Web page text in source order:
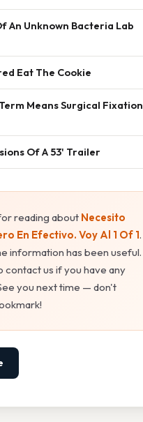
An Unknown Bacteria Lab
Eat The Cookie
Means Surgical Fixation
Of A 53' Trailer
reading about Necesito
En Efectivo. Voy Al 1 Of 1.
information has been useful.
contact us if you have any
you next time — don't